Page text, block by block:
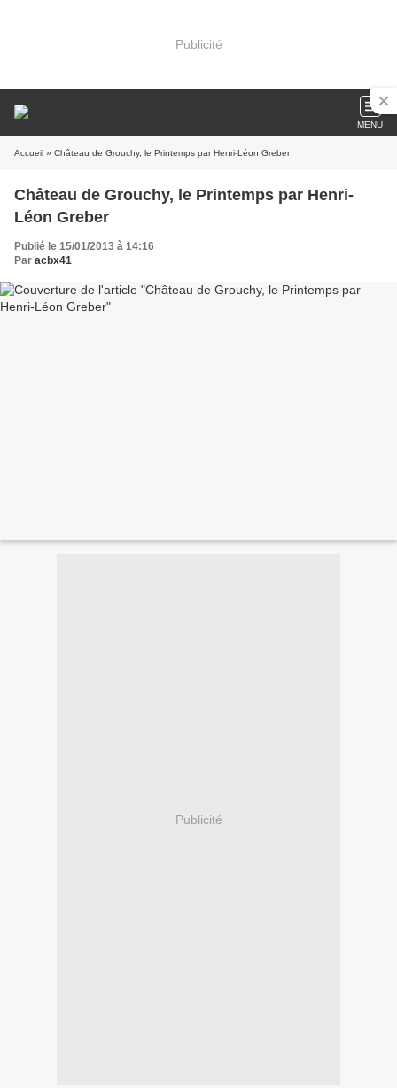
Publicité
MENU
Accueil » Château de Grouchy, le Printemps par Henri-Léon Greber
Château de Grouchy, le Printemps par Henri-
Léon Greber
Publié le 15/01/2013 à 14:16
Par acbx41
Publicité